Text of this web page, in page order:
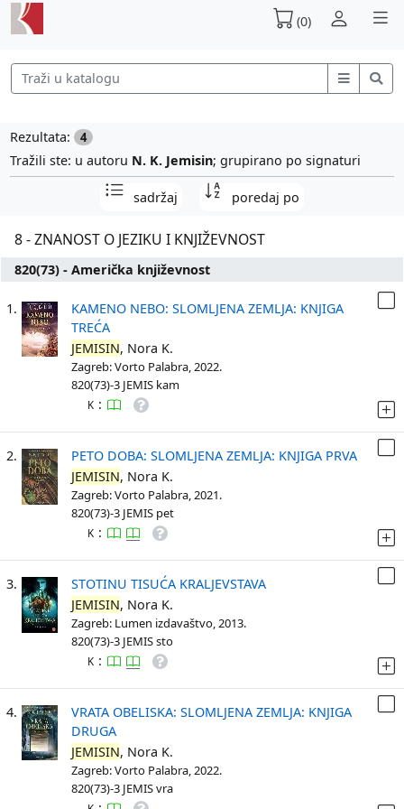
(0)
Rezultata: 4
Tražili ste: u autoru N. K. Jemisin; grupirano po signaturi
sadržaj poredaj po
8 - ZNANOST O JEZIKU I KNJIŽEVNOST
820(73) - Američka književnost
1.
KAMENO NEBO: SLOMLJENA ZEMLJA: KNJIGA
TREĆA
JEMISIN, Nora K.
Zagreb: Vorto Palabra, 2022.
820(73)-3 JEMIS kam
K :
2.
PETO DOBA: SLOMLJENA ZEMLJA: KNJIGA PRVA
JEMISIN, Nora K.
Zagreb: Vorto Palabra, 2021.
820(73)-3 JEMIS pet
K :
3.
STOTINU TISUĆA KRALJEVSTAVA
JEMISIN, Nora K.
Zagreb: Lumen izdavaštvo, 2013.
820(73)-3 JEMIS sto
K :
4.
VRATA OBELISKA: SLOMLJENA ZEMLJA: KNJIGA
DRUGA
JEMISIN, Nora K.
Zagreb: Vorto Palabra, 2022.
820(73)-3 JEMIS vra